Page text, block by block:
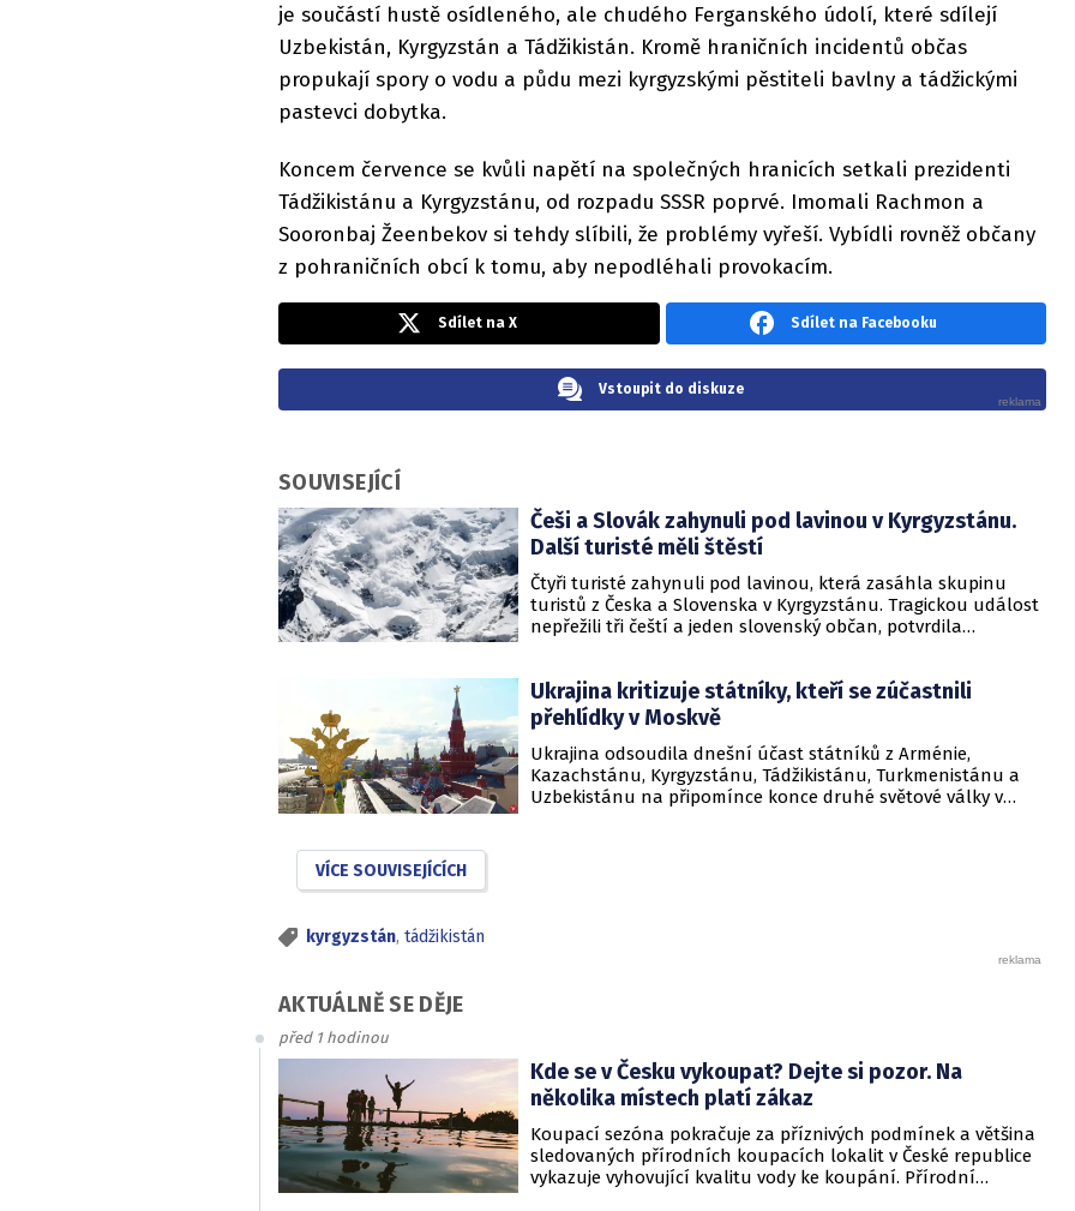
je součástí hustě osídleného, ale chudého Ferganského údolí, které sdílejí
Uzbekistán, Kyrgyzstán a Tádžikistán. Kromě hraničních incidentů občas
propukají spory o vodu a půdu mezi kyrgyzskými pěstiteli bavlny a tádžickými
pastevci dobytka.
Koncem července se kvůli napětí na společných hranicích setkali prezidenti
Tádžikistánu a Kyrgyzstánu, od rozpadu SSSR poprvé. Imomali Rachmon a
Sooronbaj Žeenbekov si tehdy slíbili, že problémy vyřeší. Vybídli rovněž občany
z pohraničních obcí k tomu, aby nepodléhali provokacím.
Sdílet na X Sdílet na Facebooku
Vstoupit do diskuze
SOUVISEJÍCÍ
Češi a Slovák zahynuli pod lavinou v Kyrgyzstánu.
Další turisté měli štěstí
Čtyři turisté zahynuli pod lavinou, která zasáhla skupinu
turistů z Česka a Slovenska v Kyrgyzstánu. Tragickou událost
nepřežili tři čeští a jeden slovenský občan, potvrdila
Ukrajina kritizuje státníky, kteří se zúčastnili
přehlídky v Moskvě
Ukrajina odsoudila dnešní účast státníků z Arménie,
Kazachstánu, Kyrgyzstánu, Tádžikistánu, Turkmenistánu a
Uzbekistánu na připomínce konce druhé světové války v
VÍCE SOUVISEJÍCÍCH
kyrgyzstán, tádžikistán
AKTUÁLNĚ SE DĚJE
před 1 hodinou
Kde se v Česku vykoupat? Dejte si pozor. Na
několika místech platí zákaz
Koupací sezóna pokračuje za příznivých podmínek a většina
sledovaných přírodních koupacích lokalit v České republice
vykazuje vyhovující kvalitu vody ke koupání. Přírodní